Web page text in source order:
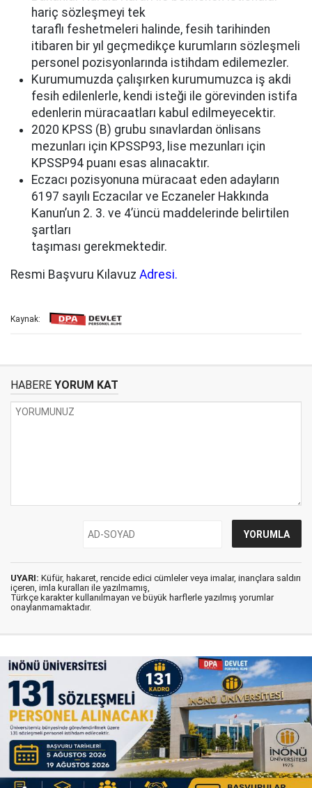
hariç sözleşmeyi tek
taraflı feshetmeleri halinde, fesih tarihinden
itibaren bir yıl geçmedikçe kurumların sözleşmeli
personel pozisyonlarında istihdam edilemezler.
Kurumumuzda çalışırken kurumumuzca iş akdi
fesih edilenlerle, kendi isteği ile görevinden istifa
edenlerin müracaatları kabul edilmeyecektir.
2020 KPSS (B) grubu sınavlardan önlisans
mezunları için KPSSP93, lise mezunları için
KPSSP94 puanı esas alınacaktır.
Eczacı pozisyonuna müracaat eden adayların
6197 sayılı Eczacılar ve Eczaneler Hakkında
Kanun’un 2. 3. ve 4’üncü maddelerinde belirtilen
şartları
taşıması gerekmektedir.
Resmi Başvuru Kılavuz Adresi.
Kaynak:
HABERE YORUM KAT
UYARI: Küfür, hakaret, rencide edici cümleler veya imalar, inançlara saldırı
içeren, imla kuralları ile yazılmamış,
Türkçe karakter kullanılmayan ve büyük harflerle yazılmış yorumlar
onaylanmamaktadır.